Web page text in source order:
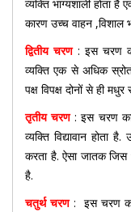
व्यक्ति भाग्यशाली होता है
कारण उच्च वाहन ,विशाल
द्वितीय चरण : इस चरण
व्यक्ति एक से अधिक
पक्ष विपक्ष दोनों से ही
तृतीय चरण: इस चरण
व्यक्ति विद्यावान होता
करता है. ऐसा जातक जिस
है.
चतुर्थ चरण : इस चरण